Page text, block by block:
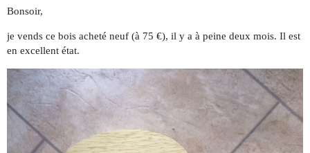
Bonsoir,
je vends ce bois acheté neuf (à 75 €), il y a à peine deux mois. Il est
en excellent état.